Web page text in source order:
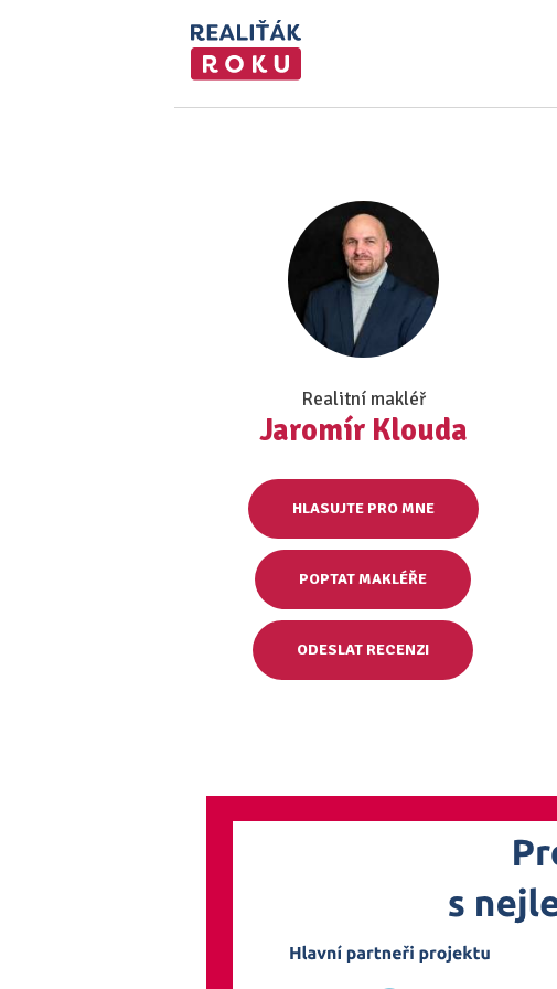
Realitní makléř
Jaromír Klouda
HLASUJTE PRO MNE
POPTAT MAKLÉŘE
ODESLAT RECENZI